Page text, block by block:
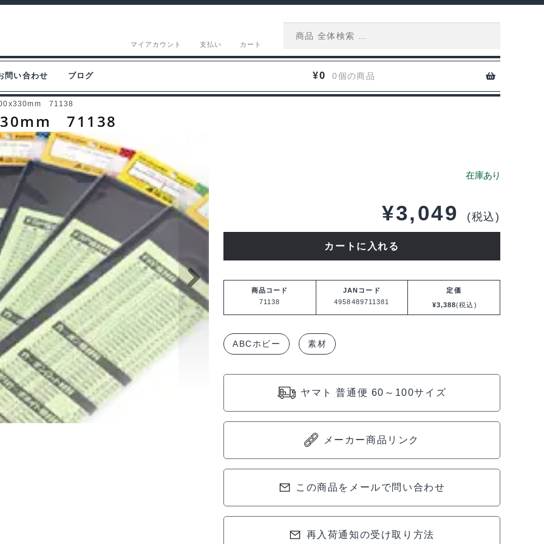
マイアカウント 支払い カート
問い合わせ ブログ ¥0 0個の商品
71138
71138
¥3,049 (税込)
71138
カートに入れる
商品コード
71138
JANコード
4958489711381
定価
¥3,388(税込)
ABCホビー 素材
ヤマト 普通便 60～100サイズ
メーカー商品リンク
この商品をメールで問い合わせ
再入荷通知の受け取り方法